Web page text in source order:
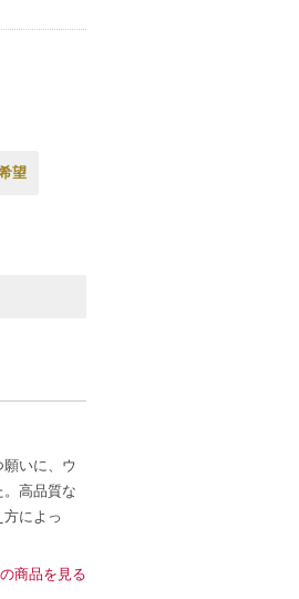
望
いに、ウ
高品質な
によっ
商品を見る